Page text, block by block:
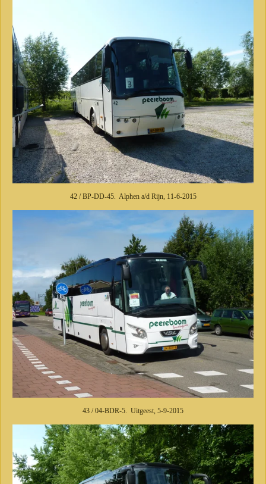
42 / BP-DD-45. Alphen a/d Rijn, 11-6-2015
43 / 04-BDR-5. Uitgeest, 5-9-2015